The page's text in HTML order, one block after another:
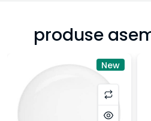
produse
New